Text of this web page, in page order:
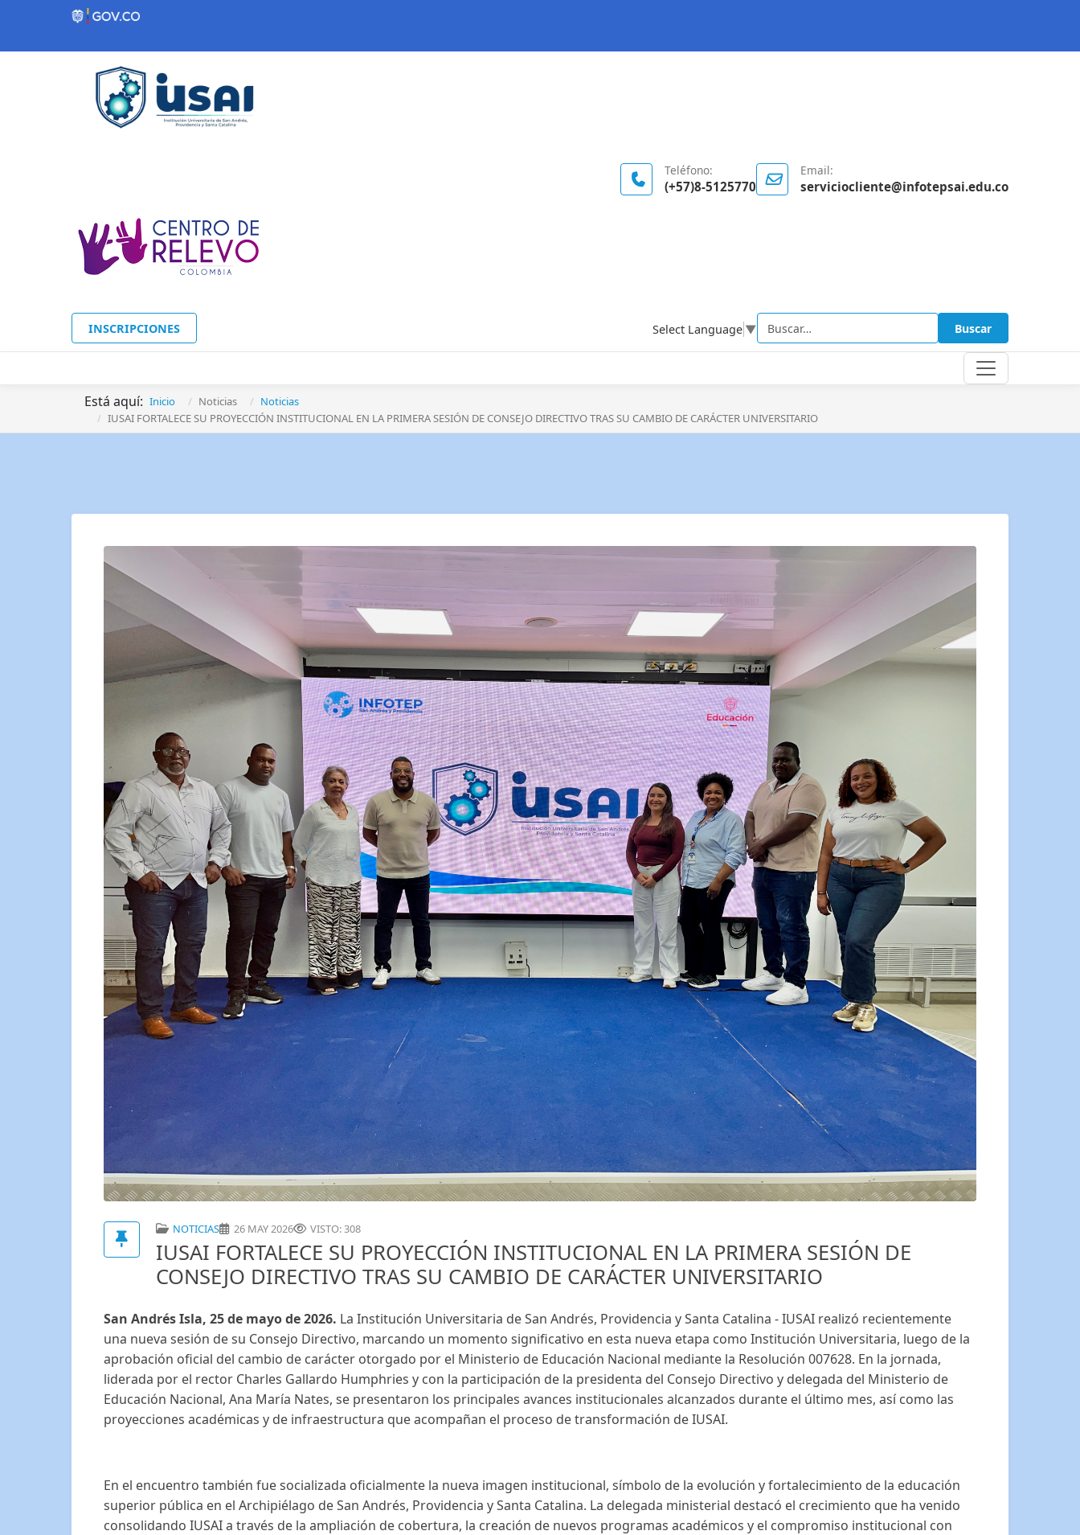
Contenido inicial
Teléfono:
(+57)8-5125770
Email:
serviciocliente@infotepsai.edu.co
INSCRIPCIONES Select Language ▼ Buscar Buscar
Está aquí: Inicio Noticias
Noticias
IUSAI FORTALECE SU PROYECCIÓN INSTITUCIONAL EN LA PRIMERA SESIÓN DE CONSEJO DIRECTIVO TRAS SU CAMBIO DE CARÁCTER UNIVERSITARIO
NOTICIAS 26 MAY 2026 VISTO: 308
IUSAI FORTALECE SU PROYECCIÓN INSTITUCIONAL EN LA PRIMERA SESIÓN DE
CONSEJO DIRECTIVO TRAS SU CAMBIO DE CARÁCTER UNIVERSITARIO
San Andrés Isla, 25 de mayo de 2026. La Institución Universitaria de San Andrés, Providencia y Santa Catalina - IUSAI realizó recientemente
una nueva sesión de su Consejo Directivo, marcando un momento significativo en esta nueva etapa como Institución Universitaria, luego de la
aprobación oficial del cambio de carácter otorgado por el Ministerio de Educación Nacional mediante la Resolución 007628. En la jornada,
liderada por el rector Charles Gallardo Humphries y con la participación de la presidenta del Consejo Directivo y delegada del Ministerio de
Educación Nacional, Ana María Nates, se presentaron los principales avances institucionales alcanzados durante el último mes, así como las
proyecciones académicas y de infraestructura que acompañan el proceso de transformación de IUSAI.
En el encuentro también fue socializada oficialmente la nueva imagen institucional, símbolo de la evolución y fortalecimiento de la educación
superior pública en el Archipiélago de San Andrés, Providencia y Santa Catalina. La delegada ministerial destacó el crecimiento que ha venido
consolidando IUSAI a través de la ampliación de cobertura, la creación de nuevos programas académicos y el compromiso institucional con